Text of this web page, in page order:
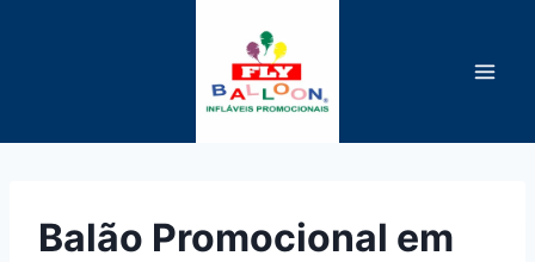
Balão Promocional em